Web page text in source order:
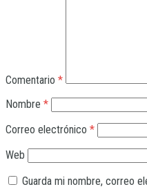
Comentario *
Nombre *
Correo electrónico *
Web
Guarda mi nombre, correo